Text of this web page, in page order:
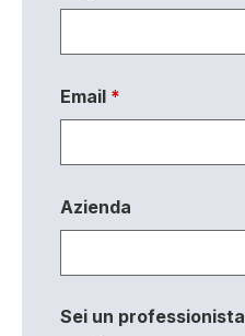
Email *
Azienda
Sei un